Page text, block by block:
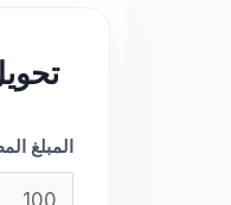
تحويل USD إلى MAD
المبلغ